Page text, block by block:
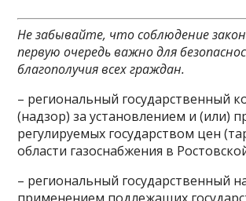
Не забывайте, что соблюдение
первую очередь важно для
благополучия всех граждан.
– региональный государственный
(надзор) за установлением и (или)
регулируемых государством цен
области газоснабжения в
– региональный государственный